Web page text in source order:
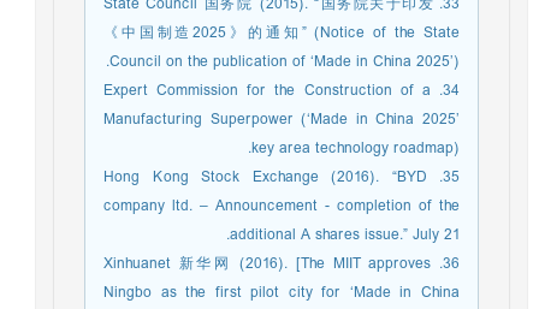
《中国制造2025》的通知” (Notice of the State
Council on the publication of ‘Made in China 2025’).
34. Expert Commission for the Construction of a
Manufacturing Superpower (‘Made in China 2025’
key area technology roadmap).
35. Hong Kong Stock Exchange (2016). “BYD
company ltd. – Announcement - completion of the
additional A shares issue.” July 21.
36. Xinhuanet 新华网 (2016). [The MIIT approves
Ningbo as the first pilot city for ‘Made in China